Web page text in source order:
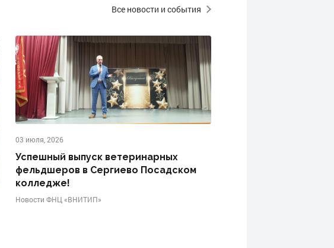
Все новости и события
03 июля, 2026
Успешный выпуск ветеринарных
фельдшеров в Сергиево Посадском
колледже!
Новости ФНЦ «ВНИТИП»